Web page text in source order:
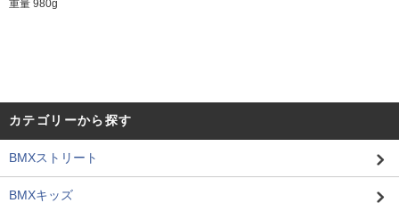
重量 980g
カテゴリーから探す
BMXストリート
BMXキッズ